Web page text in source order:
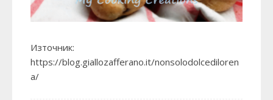
Източник:
https://blog.giallozafferano.it/nonsolodolcediloren
a/